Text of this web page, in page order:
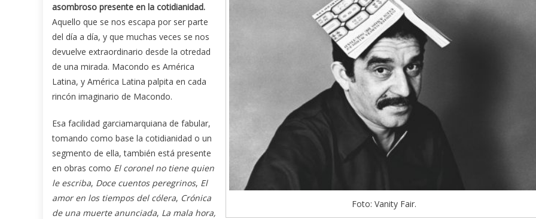
Foto: Vanity Fair.
asombroso presente en la cotidianidad.
Aquello que se nos escapa por ser parte
del día a día, y que muchas veces se nos
devuelve extraordinario desde la otredad
de una mirada. Macondo es América
Latina, y América Latina palpita en cada
rincón imaginario de Macondo.
Esa facilidad garciamarquiana de fabular,
tomando como base la cotidianidad o un
segmento de ella, también está presente
en obras como El coronel no tiene quien
le escriba, Doce cuentos peregrinos, El
amor en los tiempos del cólera, Crónica
de una muerte anunciada, La mala hora,